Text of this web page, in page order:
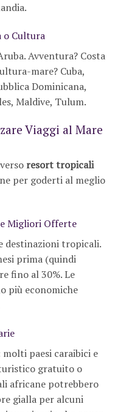
o Cultura
Avventura? Costa
mare? Cuba,
Dominicana,
Maldive, Tulum.
Viaggi al Mare
resort tropicali
per goderti al meglio
Migliori Offerte
destinazioni tropicali.
prima (quindi
fino al 30%. Le
più economiche
paesi caraibici e
gratuito o
africane potrebbero
gialla per alcuni